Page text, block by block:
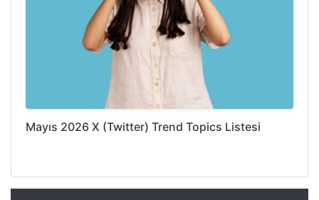
Mayıs 2026 X (Twitter) Trend Topics Listesi